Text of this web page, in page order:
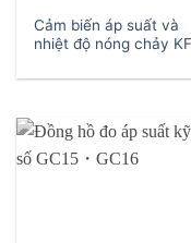
Cảm biến áp suất và
nhiệt độ nóng chảy